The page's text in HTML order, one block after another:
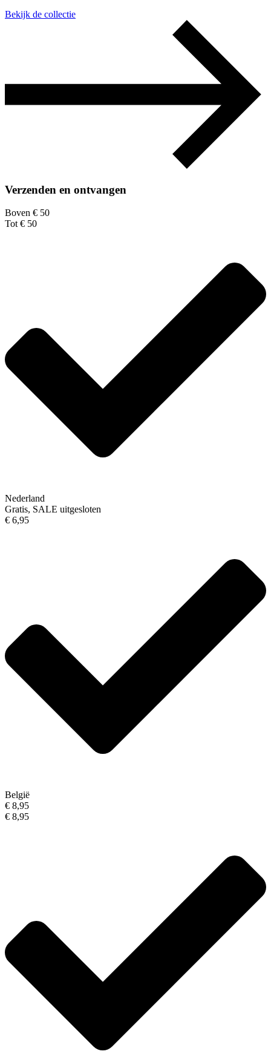
Bekijk de collectie
Verzenden en ontvangen
Boven € 50
Tot € 50
Nederland
Gratis, SALE uitgesloten
€ 6,95
België
€ 8,95
€ 8,95